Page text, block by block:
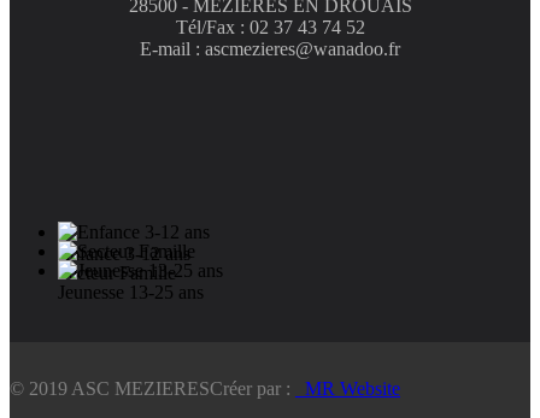
Enfance 3-12 ans
Secteur Famille
Jeunesse 13-25 ans
28500 - MEZIERES EN DROUAIS
Tél/Fax : 02 37 43 74 52
E-mail : ascmezieres@wanadoo.fr
© 2019 ASC MEZIERESCréer par :
_MR Website